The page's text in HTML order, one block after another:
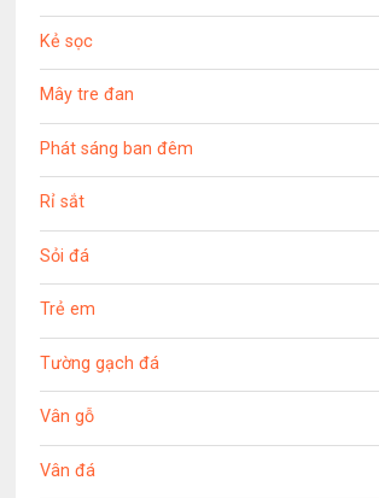
Kẻ sọc
Mây tre đan
Phát sáng ban đêm
Rỉ sắt
Sỏi đá
Trẻ em
Tường gạch đá
Vân gỗ
Vân đá